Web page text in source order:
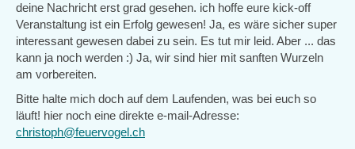
deine Nachricht erst grad gesehen. ich hoffe eure kick-off
Veranstaltung ist ein Erfolg gewesen! Ja, es wäre sicher super
interessant gewesen dabei zu sein. Es tut mir leid. Aber ... das
kann ja noch werden :) Ja, wir sind hier mit sanften Wurzeln
am vorbereiten.
Bitte halte mich doch auf dem Laufenden, was bei euch so
läuft! hier noch eine direkte e-mail-Adresse:
christoph@feuervogel.ch